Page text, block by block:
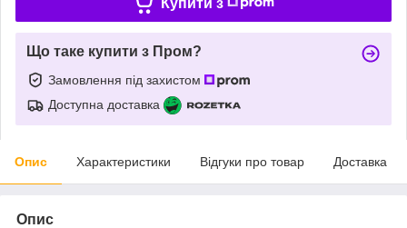
Що таке купити з Пром?
Замовлення під захистом
Доступна доставка
Опис Характеристики Відгуки про товар Доставка
Опис